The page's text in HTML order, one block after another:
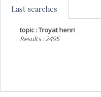
Last searches
topic : Troyat henri
Results : 2495